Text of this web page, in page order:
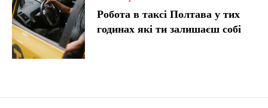
Робота в таксі Полтава у тих
годинах які ти залишаєш собі